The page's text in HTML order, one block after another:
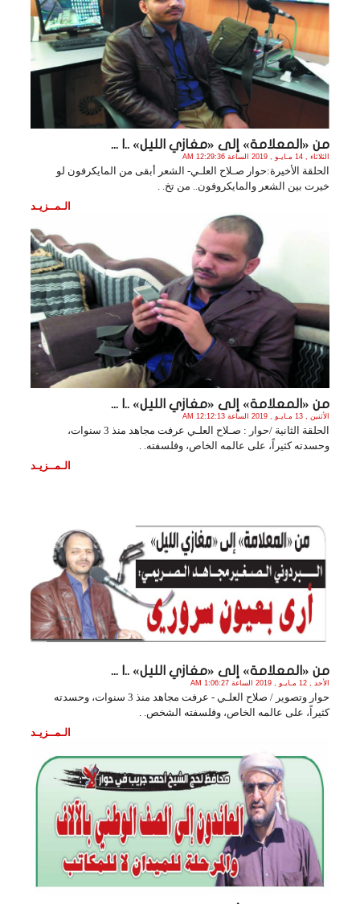
من «المعلامة» إلى «مغازي الليل» ..ا ...
الثلاثاء , 14 مـايـو , 2019 الساعة 12:29:36 AM
الحلقة الأخيرة:حوار صـلاح العلـي- الشعر أبقى من المايكرفون لو
خيرت بين الشعر والمايكروفون.. من تخ. .
الـمــزيـد
من «المعلامة» إلى «مغازي الليل» ..ا ...
الأثنين , 13 مـايـو , 2019 الساعة 12:12:13 AM
الحلقة الثانية /حوار : صـلاح العلـي عرفت مجاهد منذ 3 سنوات،
وحسدته كثيراً، على عالمه الخاص، وفلسفته. .
الـمــزيـد
من «المعلامة» إلى «مغازي الليل» ..ا ...
الأحد , 12 مـايـو , 2019 الساعة 1:06:27 AM
حوار وتصوير / صلاح العلـي - عرفت مجاهد منذ 3 سنوات، وحسدته
كثيراً، على عالمه الخاص، وفلسفته الشخص. .
الـمــزيـد